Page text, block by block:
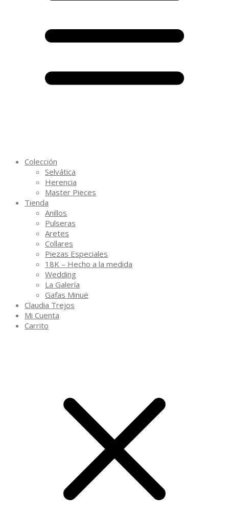
Colección
Selvática
Herencia
Master Pieces
Tienda
Anillos
Pulseras
Aretes
Collares
Piezas Especiales
18K – Hecho a la medida
Wedding
La Galería
Gafas Minuë
Claudia Trejos
Mi Cuenta
Carrito